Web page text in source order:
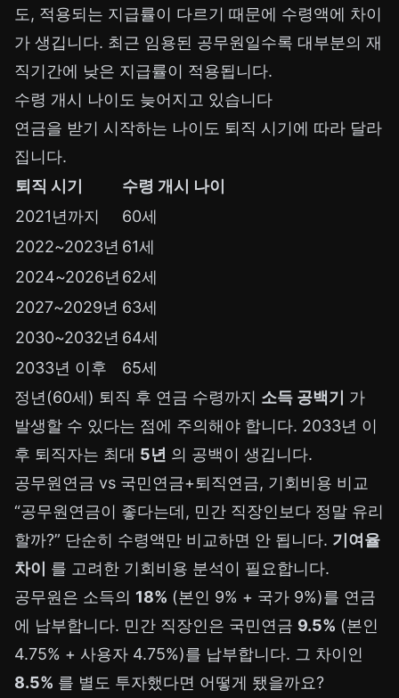
도, 적용되는 지급률이 다르기 때문에 수령액에 차이
가 생깁니다. 최근 임용된 공무원일수록 대부분의 재
직기간에 낮은 지급률이 적용됩니다.
수령 개시 나이도 늦어지고 있습니다
연금을 받기 시작하는 나이도 퇴직 시기에 따라 달라
집니다.
퇴직 시기
수령 개시 나이
2021년까지
60세
2022~2023년 61세
2024~2026년 62세
2027~2029년 63세
2030~2032년 64세
2033년 이후
65세
정년(60세) 퇴직 후 연금 수령까지 소득 공백기
가
발생할 수 있다는 점에 주의해야 합니다. 2033년 이
후 퇴직자는 최대 5년 의 공백이 생깁니다.
공무원연금 vs 국민연금+퇴직연금, 기회비용 비교
“공무원연금이 좋다는데, 민간 직장인보다 정말 유리
할까?” 단순히 수령액만 비교하면 안 됩니다. 기여율
차이
를 고려한 기회비용 분석이 필요합니다.
공무원은 소득의 18% (본인 9% + 국가 9%)를 연금
에 납부합니다. 민간 직장인은 국민연금 9.5% (본인
4.75% + 사용자 4.75%)를 납부합니다. 그 차이인
8.5% 를 별도 투자했다면 어떻게 됐을까요?